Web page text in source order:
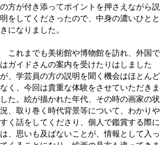
の方が付き添ってポイントを押さえながら説
明をしてくださったので、中身の濃いひとと
きになりました。
これまでも美術館や博物館を訪れ、外国で
はガイドさんの案内を受けたりはしました
が、学芸員の方の説明を聞く機会はほとんど
なく、今回は貴重な体験をさせていただきま
した。絵が描かれた年代、その時の画家の状
況、取り巻く時代背景等について、わかりや
すく話をしてくださり、個人で鑑賞する際に
は、思いも及ばないことが、情報として入っ